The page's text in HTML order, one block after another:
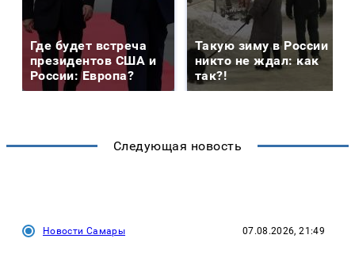
Где будет встреча
президентов США и
России: Европа?
Такую зиму в России
никто не ждал: как
так?!
Следующая новость
Новости Самары 07.08.2026, 21:49